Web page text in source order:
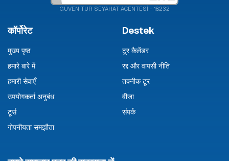
GÜVEN TUR SEYAHAT ACENTESİ - 18232
कॉर्पोरेट
मुख्य पृष्ठ
हमारे बारे में
हमारी सेवाएँ
उपयोगकर्ता अनुबंध
टूर्स
गोपनीयता समझौता
Destek
टूर कैलेंडर
रद्द और वापसी नीति
तक्नीक टूर
वीजा
संपर्क